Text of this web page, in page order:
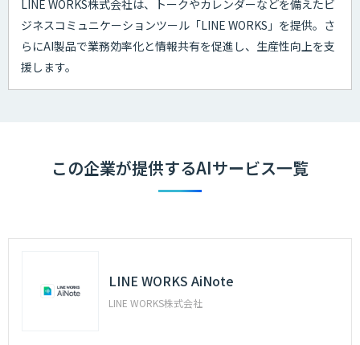
LINE WORKS株式会社は、トークやカレンダーなどを備えたビ
ジネスコミュニケーションツール「LINE WORKS」を提供。さ
らにAI製品で業務効率化と情報共有を促進し、生産性向上を支
援します。
この企業が提供するAIサービス一覧
LINE WORKS AiNote
LINE WORKS株式会社